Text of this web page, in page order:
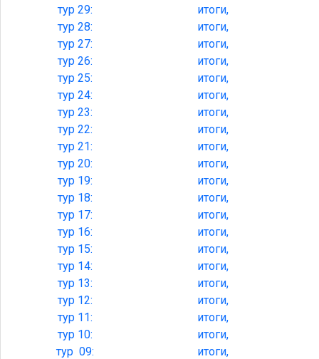
тур 29:
итоги,
тур 28:
итоги,
тур 27:
итоги,
тур 26:
итоги,
тур 25:
итоги,
тур 24:
итоги,
тур 23:
итоги,
тур 22:
итоги,
тур 21:
итоги,
тур 20:
итоги,
тур 19:
итоги,
тур 18:
итоги,
тур 17:
итоги,
тур 16:
итоги,
тур 15:
итоги,
тур 14:
итоги,
тур 13:
итоги,
тур 12:
итоги,
тур 11:
итоги,
тур 10:
итоги,
тур 09:
итоги,